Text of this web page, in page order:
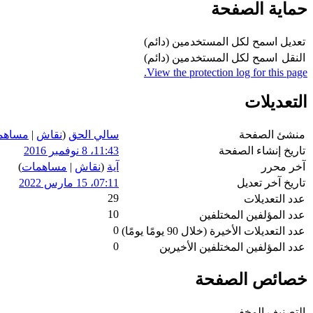
حماية الصفحة
تعديل اسمح لكل المستخدمين (دائم)
النقل
اسمح لكل المستخدمين (دائم)
View the protection log for this page.
التعديلات
منشئ الصفحة سالي الحق (نقاش |
تاريخ إنشاء الصفحة
11:43، 8 نوفمبر 2016
آخر محرر
آية (نقاش | مساهمات)
تاريخ آخر تعديل
07:11، 15 مارس 2022
عدد التعديلات
29
عدد المؤلفين المختلفين
10
عدد التعديلات الأخيرة (خلال 90 يومًا يومًا)
0
عدد المؤلفين المختلفين الأخيرين
0
خصائص الصفحة